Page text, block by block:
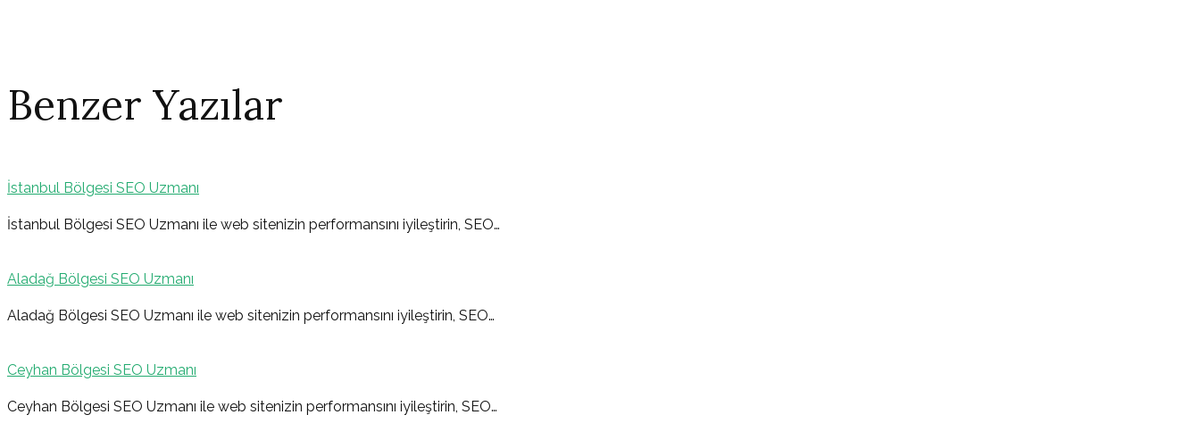
Benzer Yazılar
İstanbul Bölgesi SEO Uzmanı
İstanbul Bölgesi SEO Uzmanı ile web sitenizin performansını iyileştirin, SEO…
Aladağ Bölgesi SEO Uzmanı
Aladağ Bölgesi SEO Uzmanı ile web sitenizin performansını iyileştirin, SEO…
Ceyhan Bölgesi SEO Uzmanı
Ceyhan Bölgesi SEO Uzmanı ile web sitenizin performansını iyileştirin, SEO…
Yazı
gezinmesi